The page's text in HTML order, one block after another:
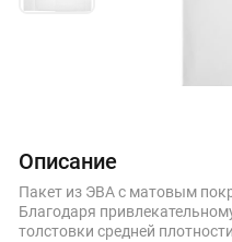
Описание
Пакет из ЭВА с матовым
Благодаря
толстовки средней